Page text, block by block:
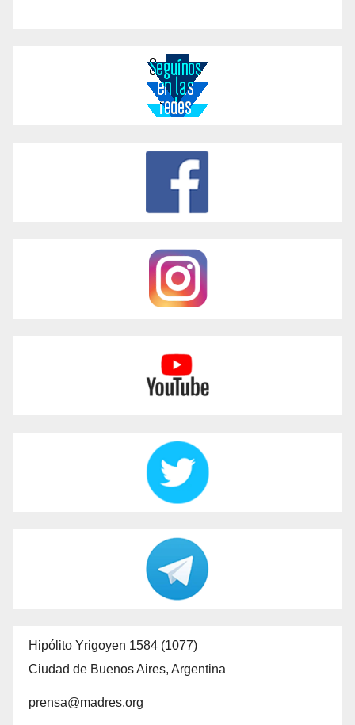
Hipólito Yrigoyen 1584 (1077)
Ciudad de Buenos Aires, Argentina
prensa@madres.org